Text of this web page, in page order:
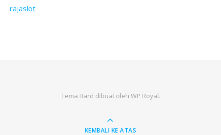
rajaslot
Tema Bard dibuat oleh WP Royal.
KEMBALI KE ATAS